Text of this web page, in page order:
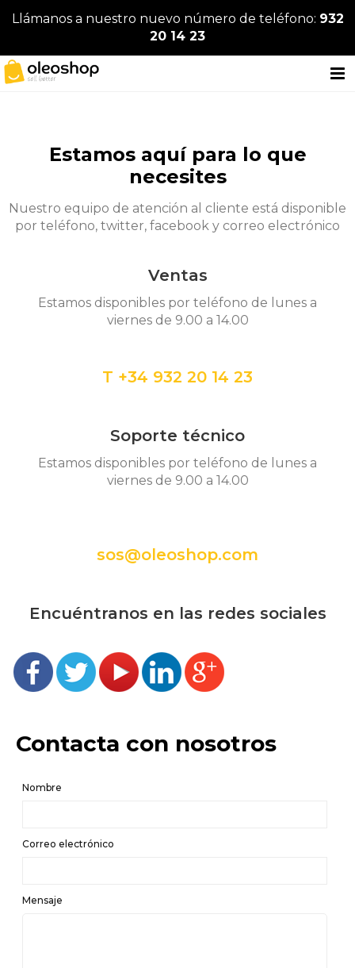
Llámanos a nuestro nuevo número de teléfono: 932
20 14 23
Estamos aquí para lo que
necesites
Nuestro equipo de atención al cliente está disponible
por teléfono, twitter, facebook y correo electrónico
Ventas
Estamos disponibles por teléfono de lunes a
viernes de 9.00 a 14.00
T +34 932 20 14 23
Soporte técnico
Estamos disponibles por teléfono de lunes a
viernes de 9.00 a 14.00
sos@oleoshop.com
Encuéntranos en las redes sociales
Contacta con nosotros
Nombre
Correo electrónico
Mensaje